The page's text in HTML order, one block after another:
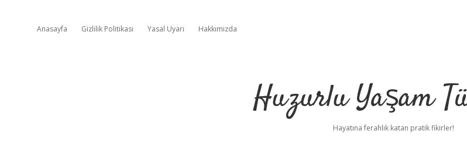
Anasayfa Gizlilik Politikası Yasal Uyarı Hakkımızda
Huzurlu Yaşam
Hayatına ferahlık katan pratik fikirler!